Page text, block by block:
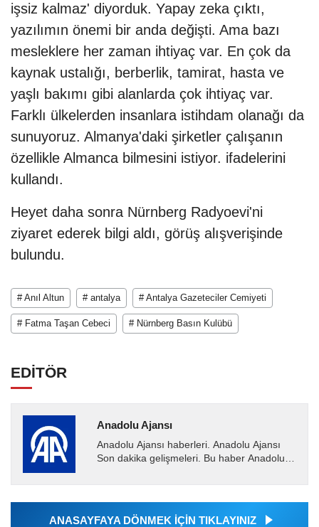
işsiz kalmaz' diyorduk. Yapay zeka çıktı,
yazılımın önemi bir anda değişti. Ama bazı
mesleklere her zaman ihtiyaç var. En çok da
kaynak ustalığı, berberlik, tamirat, hasta ve
yaşlı bakımı gibi alanlarda çok ihtiyaç var.
Farklı ülkelerden insanlara istihdam olanağı da
sunuyoruz. Almanya'daki şirketler çalışanın
özellikle Almanca bilmesini istiyor. ifadelerini
kullandı.
Heyet daha sonra Nürnberg Radyoevi'ni
ziyaret ederek bilgi aldı, görüş alışverişinde
bulundu.
# Anıl Altun # antalya # Antalya Gazeteciler Cemiyeti
# Fatma Taşan Cebeci # Nürnberg Basın Kulübü
EDİTÖR
Anadolu Ajansı
Anadolu Ajansı haberleri. Anadolu Ajansı
Son dakika gelişmeleri. Bu haber Anadolu
Ajansı tarafından...
ANASAYFAYA DÖNMEK İÇİN TIKLAYINIZ